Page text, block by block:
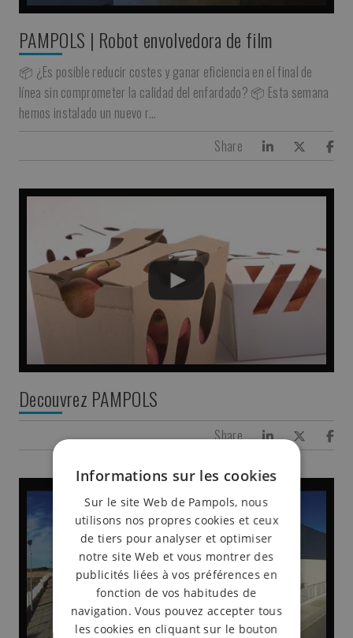
PAMPOLS | Robot envolvedora de film
📦 ¿Es posible reducir costes y ganar eficiencia en el final de
línea sin comprometer la calidad del enfardado? 📦 Esta semana
hemos instalado un nuevo r…
Share
Decouvrez PAMPOLS
Share
Informations sur les cookies
Sur le site Web de Pampols, nous
utilisons nos propres cookies et ceux
de tiers pour analyser et optimiser
notre site Web et vous montrer des
publicités liées à vos préférences en
fonction de vos habitudes de
navigation. Vous pouvez accepter tous
les cookies en cliquant sur le bouton